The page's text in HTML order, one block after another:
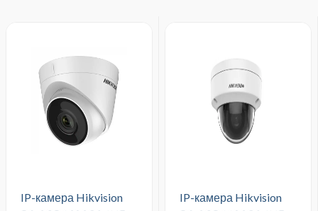
IP-камера Hikvision
IP-камера Hikvision